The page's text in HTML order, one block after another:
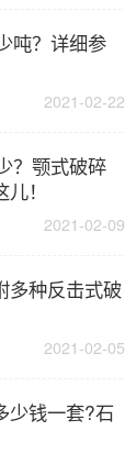
吨？详细参
2021-02-22
？颚式破碎
！
2021-02-09
多种反击式破
2021-02-05
少钱一套?石